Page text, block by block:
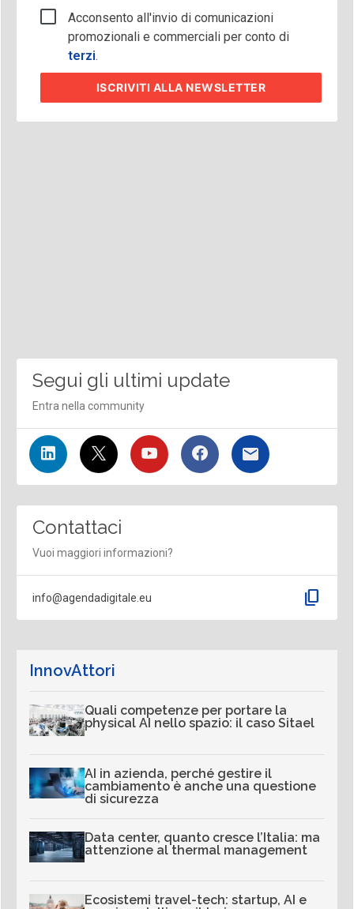
Acconsento all'invio di comunicazioni
promozionali e commerciali per conto di
terzi.
ISCRIVITI ALLA NEWSLETTER
Segui gli ultimi update
Entra nella community
Contattaci
Vuoi maggiori informazioni?
info@agendadigitale.eu content_copy
InnovAttori
Quali competenze per portare la
physical AI nello spazio: il caso Sitael
AI in azienda, perché gestire il
cambiamento è anche una questione
di sicurezza
Data center, quanto cresce l’Italia: ma
attenzione al thermal management
Ecosistemi travel-tech: startup, AI e